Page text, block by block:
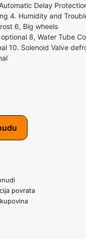
Delay
4. Humidity and
6, Big wheels
8, Water Tube
10. Solenoid Valve
povrata